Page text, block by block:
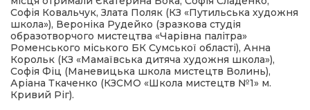
Софія Ковальчук, Злата Поляк (КЗ «Путильська художня
школа»), Вероніка Рудейко (зразкова студія
образотворчого мистецтва «Чарівна палітра»
Роменського міського БК Сумської області), Анна
Корольк (КЗ «Мамаївська дитяча художня школа»),
Софія Фіц (Маневицька школа мистецтв Волинь),
Аріана Ткаченко (КЗСМО «Школа мистецтв №1» м.
Кривий Ріг).